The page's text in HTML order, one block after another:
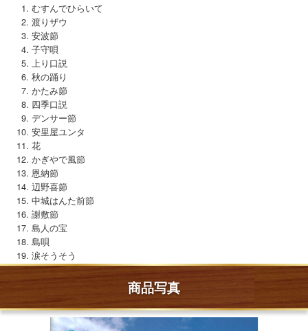
むすんでひらいて
渡りザウ
安波節
子守唄
上り口説
秋の踊り
かたみ節
四季口説
デンサー節
安里屋ユンタ
花
かぎやで風節
恩納節
辺野喜節
中城はんた前節
謝敷節
島人の宝
島唄
涙そうそう
商品写真